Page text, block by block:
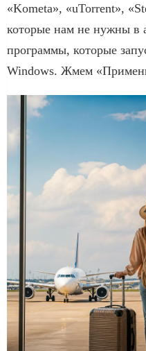
«Kometa», «uTorrent»,
которые нам не нужны в
программы, которые
Windows. Жмем